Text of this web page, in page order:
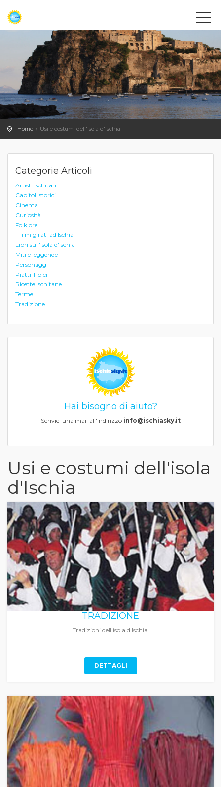
Home Usi e costumi dell'isola d'Ischia
Categorie Articoli
Artisti Ischitani
Capitoli storici
Cinema
Curiosità
Folklore
I Film girati ad Ischia
Libri sull'isola d'Ischia
Miti e leggende
Personaggi
Piatti Tipici
Ricette Ischitane
Terme
Tradizione
Hai bisogno di aiuto?
Scrivici una mail all'indirizzo info@ischiasky.it
Usi e costumi dell'isola
d'Ischia
TRADIZIONE
Tradizioni dell'isola d'Ischia.
DETTAGLI